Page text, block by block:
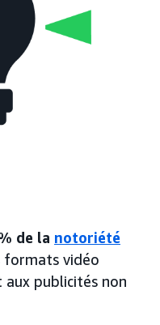
de la notoriété
formats vidéo
publicités non